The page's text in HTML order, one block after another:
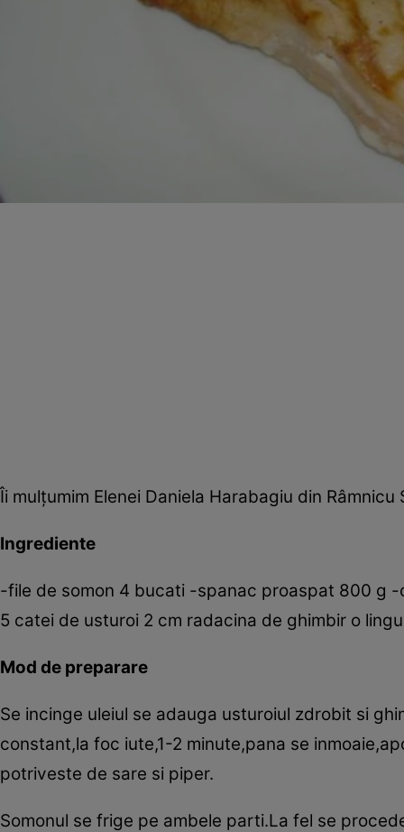
Îi mulţumim Elenei Daniela Harabagiu din
Ingrediente
-file de somon 4 bucati -spanac proaspat 800 g
5 catei de usturoi 2 cm radacina de ghimbir o
Mod de preparare
Se incinge uleiul se adauga usturoiul zdrobit si
constant,la foc iute,1-2 minute,pana se
potriveste de sare si piper.
Somonul se frige pe ambele parti.La fel se